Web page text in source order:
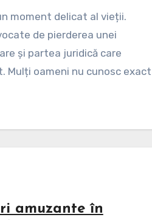
moment delicat al vieții.
de pierderea unei
și partea juridică care
Mulți oameni nu cunosc exact
amuzante în